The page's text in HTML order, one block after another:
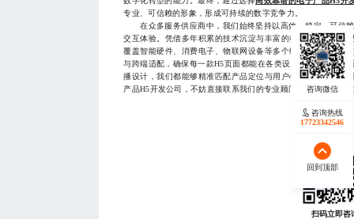
专业、可信赖的形象，形成可持续的数字竞争力。
在众多服务供应商中，我们始终坚持以高效、稳定、可信
交互体验。凭借多年积累的技术沉淀与丰富的行业经验，我们
覆盖智能硬件、消费电子、物联网设备等多个细分领域。我们
与跨端适配，确保每一款H5页面都能在各类设备上流畅运行
播设计，我们都能够精准匹配产品定位与用户心理，最大化提
产品H5开发公司，不妨直接联系我们的专业顾问，获取一对一
扫码立即咨
咨询热线
17723342546
回到顶部
咨询热线
17723342546
回到顶部